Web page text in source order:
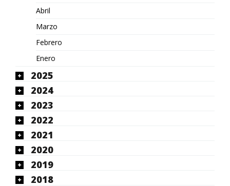
Abril
Marzo
Febrero
Enero
2025
2024
2023
2022
2021
2020
2019
2018